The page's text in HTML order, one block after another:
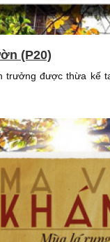
(P20)
trưởng được thừa kế